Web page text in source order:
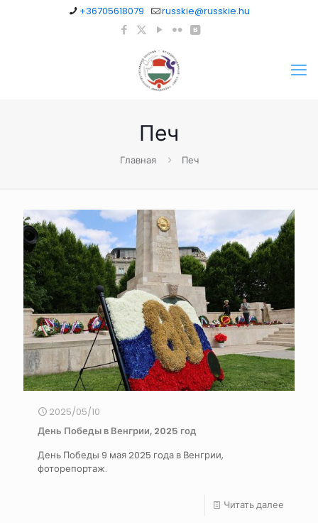
+36705618079 russkie@russkie.hu
Печ
Главная Печ
2025/05/10
День Победы в Венгрии, 2025 год
День Победы 9 мая 2025 года в Венгрии,
фоторепортаж.
Читать далее